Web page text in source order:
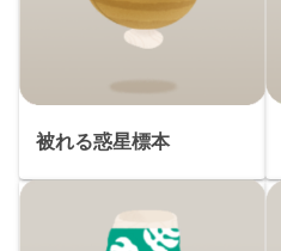
被れる惑星標本